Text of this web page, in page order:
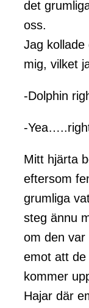
det
oss.
Jag kollade
mig, vilket
-Dolphin
-
Mitt hjärta
eftersom
grumliga
steg ännu
om den var
emot att de
kommer
Hajar där